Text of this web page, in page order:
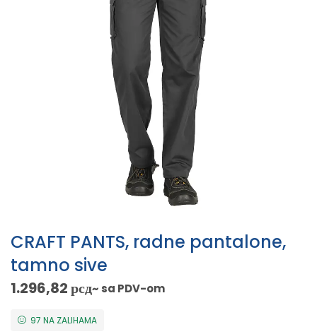
CRAFT PANTS, radne pantalone,
tamno sive
1.296,82рсд~ sa PDV-om
97 NA ZALIHAMA